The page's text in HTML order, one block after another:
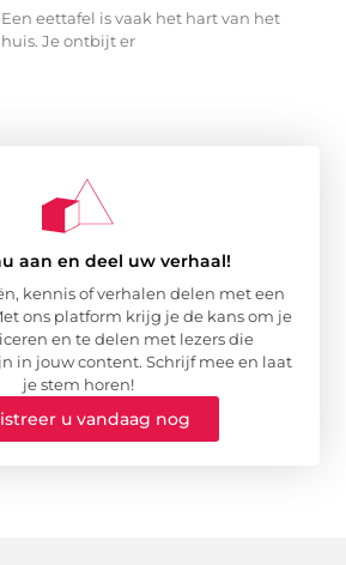
Een eettafel is vaak het hart van het
huis. Je ontbijt er
aan en deel uw verhaal!
kennis of verhalen delen met een
ons platform krijg je de kans om je
en te delen met lezers die
in jouw content. Schrijf mee en laat
je stem horen!
u vandaag nog